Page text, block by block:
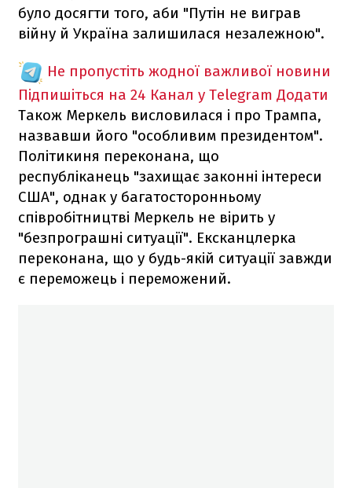
було досягти того, аби "Путін не виграв
війну й Україна залишилася незалежною".
Не пропустіть жодної важливої новини
Підпишіться на 24 Канал у Telegram Додати
Також Меркель висловилася і про Трампа,
назвавши його "особливим президентом".
Політикиня переконана, що
республіканець "захищає законні інтереси
США", однак у багатосторонньому
співробітництві Меркель не вірить у
"безпрограшні ситуації". Ексканцлерка
переконана, що у будь-якій ситуації завжди
є переможець і переможений.